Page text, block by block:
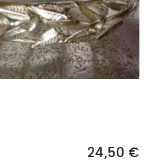
24,50 €